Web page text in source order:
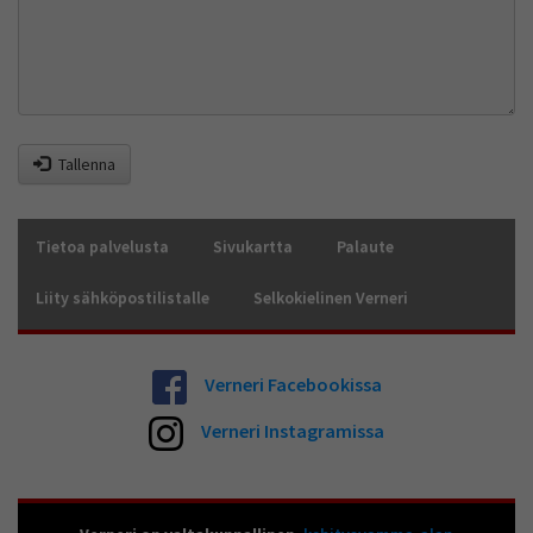
Tallenna
Tietoa palvelusta Sivukartta Palaute
Liity sähköpostilistalle Selkokielinen Verneri
Verneri Facebookissa
Verneri Instagramissa